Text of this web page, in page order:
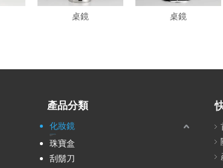
桌鏡 桌鏡
產品分類
化妝鏡
珠寶盒
刮鬍刀